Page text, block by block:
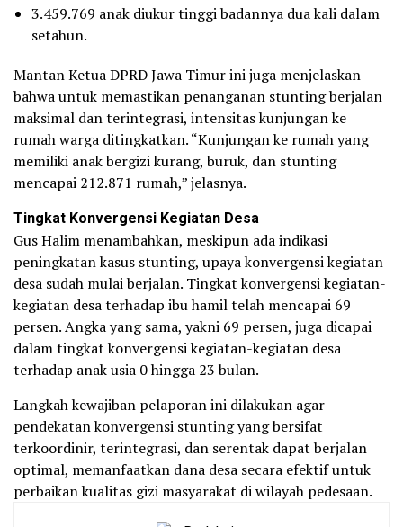
3.459.769 anak diukur tinggi badannya dua kali dalam
setahun.
Mantan Ketua DPRD Jawa Timur ini juga menjelaskan
bahwa untuk memastikan penanganan stunting berjalan
maksimal dan terintegrasi, intensitas kunjungan ke
rumah warga ditingkatkan. “Kunjungan ke rumah yang
memiliki anak bergizi kurang, buruk, dan stunting
mencapai 212.871 rumah,” jelasnya.
Tingkat Konvergensi Kegiatan Desa
Gus Halim menambahkan, meskipun ada indikasi
peningkatan kasus stunting, upaya konvergensi kegiatan
desa sudah mulai berjalan. Tingkat konvergensi kegiatan-
kegiatan desa terhadap ibu hamil telah mencapai 69
persen. Angka yang sama, yakni 69 persen, juga dicapai
dalam tingkat konvergensi kegiatan-kegiatan desa
terhadap anak usia 0 hingga 23 bulan.
Langkah kewajiban pelaporan ini dilakukan agar
pendekatan konvergensi stunting yang bersifat
terkoordinir, terintegrasi, dan serentak dapat berjalan
optimal, memanfaatkan dana desa secara efektif untuk
perbaikan kualitas gizi masyarakat di wilayah pedesaan.